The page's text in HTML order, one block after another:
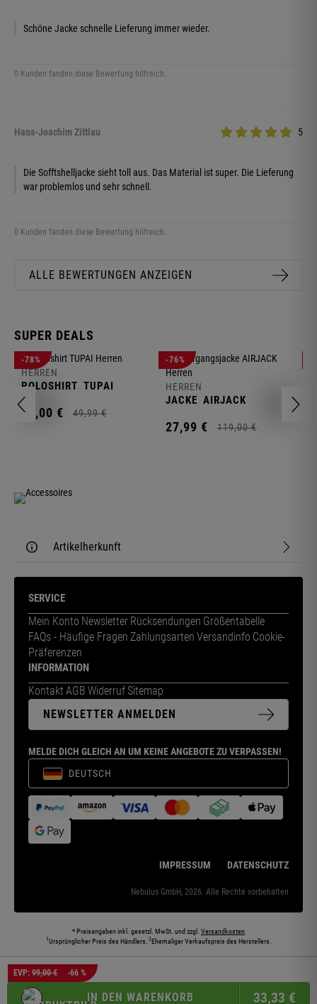
EVP: 99,00 € -66 %
IN DEN WARENKORB 33,33 €
Schöne Jacke schnelle Lieferung immer wieder.
0 Kunden fanden diese Bewertung hilfreich.
Hans-Joachim Zittlau 5
Die Sofftshelljacke sieht toll aus. Das Material ist super. Die Lieferung
war problemlos und sehr schnell.
0 Kunden fanden diese Bewertung hilfreich.
ALLE BEWERTUNGEN ANZEIGEN
SUPER DEALS
-78%
HERREN
POLOSHIRT TUPAI
11,00 € 49,99 €
-76%
HERREN
JACKE AIRJACK
27,99 € 119,00 €
Artikelherkunft
SERVICE
Mein Konto Newsletter Rücksendungen Größentabelle
FAQs - Häufige Fragen Zahlungsarten Versandinfo Cookie-
Präferenzen
INFORMATION
Kontakt AGB Widerruf Sitemap
NEWSLETTER ANMELDEN
MELDE DICH GLEICH AN UM KEINE ANGEBOTE ZU VERPASSEN!
DEUTSCH
IMPRESSUM DATENSCHUTZ
Nebulus GmbH, 2026. Alle Rechte vorbehalten
* Preisangaben inkl. gesetzl. MwSt. und zzgl. Versandkosten
1Ursprünglicher Preis des Händlers, 2Ehemaliger Verkaufspreis des Herstellers.
Die abgebildeten Models und Umgebungen können teilweise KI-generiert sein. Die
dargestellten Produkte entsprechen den angebotenen Artikeln.